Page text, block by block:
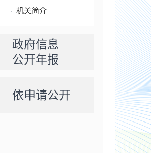
机关简介
政府信息
公开年报
依申请公开